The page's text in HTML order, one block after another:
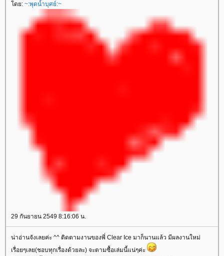
ดย: ~:พุดน้ำบุศย์:~
29 กันยายน 2549 8:16:06 น.
น่าอ่านจังเลยค่ะ ^^ ติดตามงานของพี่ Clear Ice มาก็นานแล้ว มีผลงานใหม่
เรื่อยๆเลย(ชอบทุกเรื่องด้วยละ) จะตามซื้อเล่มนี้แน่ๆค่ะ